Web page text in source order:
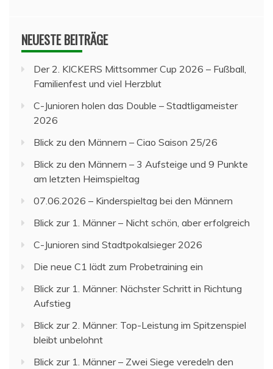
NEUESTE BEITRÄGE
Der 2. KICKERS Mittsommer Cup 2026 – Fußball,
Familienfest und viel Herzblut
C-Junioren holen das Double – Stadtligameister
2026
Blick zu den Männern – Ciao Saison 25/26
Blick zu den Männern – 3 Aufsteige und 9 Punkte
am letzten Heimspieltag
07.06.2026 – Kinderspieltag bei den Männern
Blick zur 1. Männer – Nicht schön, aber erfolgreich
C-Junioren sind Stadtpokalsieger 2026
Die neue C1 lädt zum Probetraining ein
Blick zur 1. Männer: Nächster Schritt in Richtung
Aufstieg
Blick zur 2. Männer: Top-Leistung im Spitzenspiel
bleibt unbelohnt
Blick zur 1. Männer – Zwei Siege veredeln den